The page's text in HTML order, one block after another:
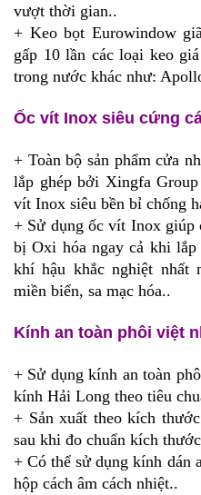
vượt thời gian..
+ Keo bọt Eurowindow
gấp 10 lần các loại keo
trong nước khác như:
Ốc vít Inox siêu cứng
+ Toàn bộ sản phẩm cửa
lắp ghép bởi Xingfa
vít Inox siêu bền bỉ chống
+ Sử dụng ốc vít Inox giúp
bị Oxi hóa ngay cả khi
khí hậu khắc nghiệt nhất
miền biển, sa mạc hóa..
Kính an toàn phôi việt
+ Sử dụng kính an toàn
kính Hải Long theo tiêu
+ Sản xuất theo kích
sau khi đo chuẩn kích
+ Có thể sử dụng kính dán
hộp cách âm cách nhiệt..